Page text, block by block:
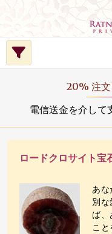
20% 注
電信送金を介して
ロードクロサイト宝
あな
別
ば
こ